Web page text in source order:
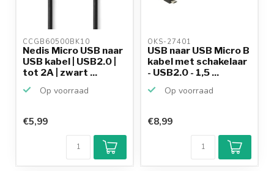
CCGB60500BK10
Nedis Micro USB naar
USB kabel | USB2.0 |
tot 2A | zwart ...
Op voorraad
€5,99
OKS-27401
USB naar USB Micro B
kabel met schakelaar
- USB2.0 - 1,5 ...
Op voorraad
€8,99